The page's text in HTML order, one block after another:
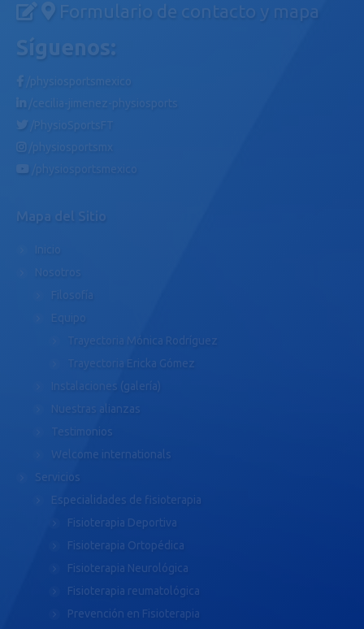
Formulario de contacto y mapa
Síguenos:
/physiosportsmexico
/cecilia-jimenez-physiosports
/PhysioSportsFT
/physiosportsmx
/physiosportsmexico
Mapa del Sitio
Filosofía
Equipo
Trayectoria Mónica Rodríguez
Trayectoria Ericka Gómez
Instalaciones (galería)
Nuestras alianzas
Testimonios
Welcome internationals
Servicios
Especialidades de fisioterapia
Fisioterapia Deportiva
Fisioterapia Ortopédica
Fisioterapia Neurológica
Fisioterapia reumatológica
Prevención en Fisioterapia